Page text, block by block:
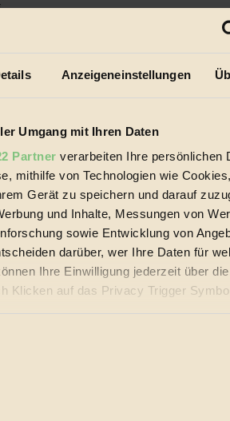
Anzeigeneinstellungen
Umgang mit Ihren Daten
Partner verarbeiten Ihre persönlichen
mithilfe von Technologien wie
Gerät zu speichern und darauf
und Inhalte, Messungen von
sowie Entwicklung von
darüber, wer Ihre Daten für
Ihre Einwilligung jederzeit über
Klicken auf das Privacy Trigger
würden wir auch gerne:
aktives Scannen nach bestimmten
des Fair-Trade sowie der Branche